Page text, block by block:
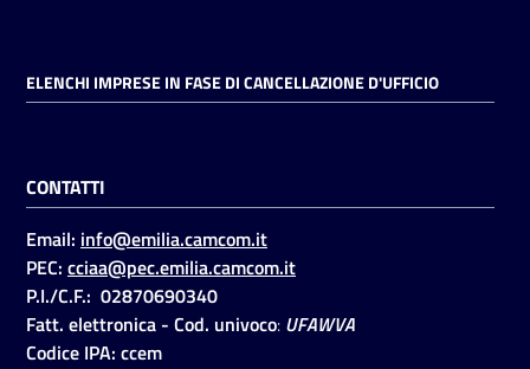
ELENCHI IMPRESE IN FASE DI CANCELLAZIONE D'UFFICIO
CONTATTI
Email: info@emilia.camcom.it
PEC: cciaa@pec.emilia.camcom.it
P.I./C.F.: 02870690340
Fatt. elettronica - Cod. univoco: UFAWVA
Codice IPA: ccem